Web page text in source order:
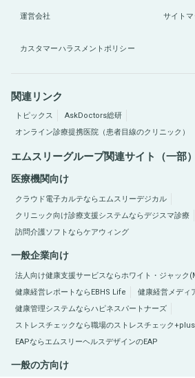
運営会社 サイト
カスタマーハラスメントポリシー
関連リンク
トピックス
AskDoctors総研
オンライン診療提携医院（患者目線のクリニック）
エムスリーグループ関連サイト（一部）
医療機関向け
クラウド電子カルテならエムスリーデジカル
クリニック向け診療支援システムならデジスマ診療
訪問介護ソフトならケアウィング
一般企業向け
法人向け健康支援サービスならホワイト・ジャック
健康経営レポートならEBHS Life
健康経営メディ
健康管理システムならハピネスパートナーズ
ストレスチェックなら職場のストレスチェック+plus
EAPならエムスリーヘルスデザインのEAP
一般の方向け